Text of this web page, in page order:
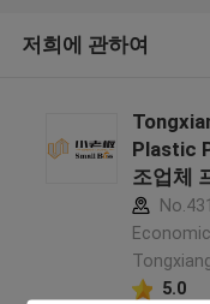
저희에 관하여
Plastic
조업체
5.0